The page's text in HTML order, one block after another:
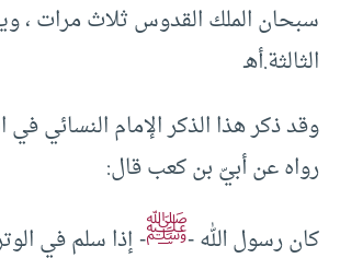
سبحان الملك القدوس ثلاث مرات ،
الثالثة.أهـ
وقد ذكر هذا الذكر الإمام النسائي
رواه عن أبيّ بن كعب قال:
كان رسول الله -ﷺ- إذا سلم في